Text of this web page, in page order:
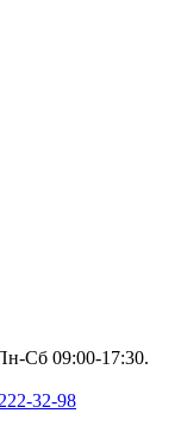
Сб 09:00-17:30.
32-98